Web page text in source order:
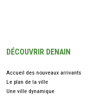
DÉCOUVRIR DENAIN
Accueil des nouveaux arrivants
Le plan de la ville
Une ville dynamique